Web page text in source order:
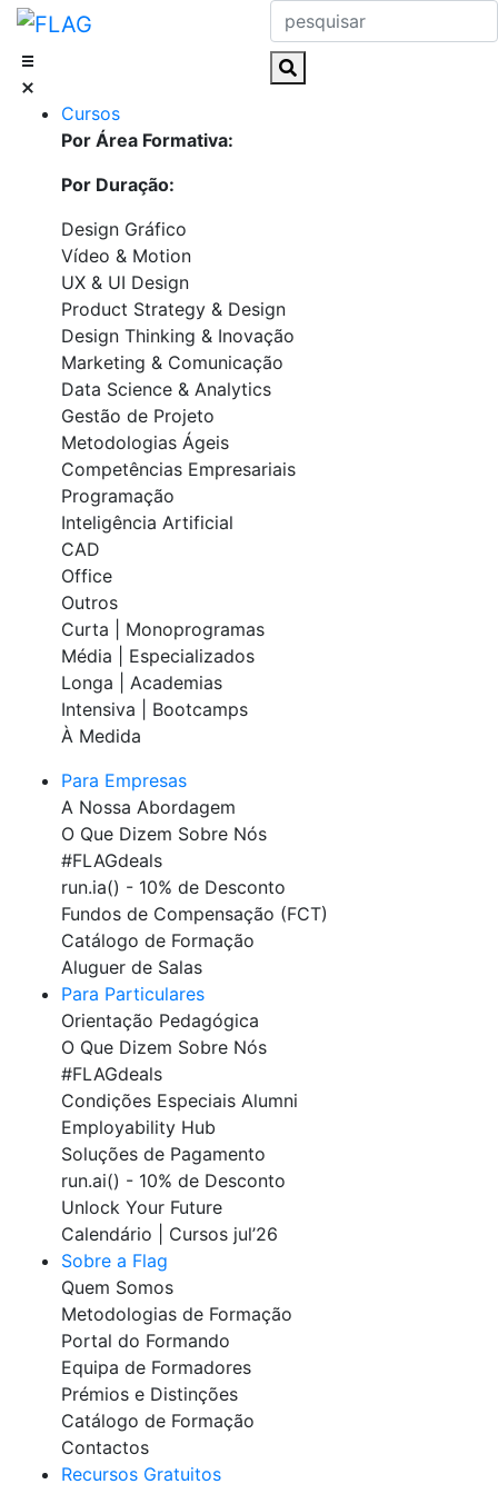
Skip
content
Cursos
Por Área Formativa:
Por Duração:
Design Gráfico
Vídeo & Motion
UX & UI Design
Product Strategy & Design
Design Thinking & Inovação
Marketing & Comunicação
Data Science & Analytics
Gestão de Projeto
Metodologias Ágeis
Competências Empresariais
Programação
Inteligência Artificial
CAD
Office
Outros
Curta | Monoprogramas
Média | Especializados
Longa | Academias
Intensiva | Bootcamps
À Medida
Para Empresas
A Nossa Abordagem
O Que Dizem Sobre Nós
#FLAGdeals
run.ia() - 10% de Desconto
Fundos de Compensação (FCT)
Catálogo de Formação
Aluguer de Salas
Para Particulares
Orientação Pedagógica
O Que Dizem Sobre Nós
#FLAGdeals
Condições Especiais Alumni
Employability Hub
Soluções de Pagamento
run.ai() - 10% de Desconto
Unlock Your Future
Calendário | Cursos jul’26
Sobre a Flag
Quem Somos
Metodologias de Formação
Portal do Formando
Equipa de Formadores
Prémios e Distinções
Catálogo de Formação
Contactos
Recursos Gratuitos